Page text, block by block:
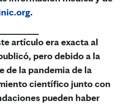
.
artículo era exacta al
pero debido a la
de la pandemia de la
científico junto con
pueden haber